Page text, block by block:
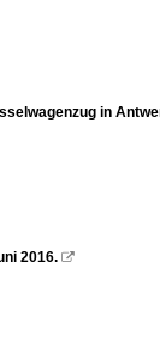
in
2016. 